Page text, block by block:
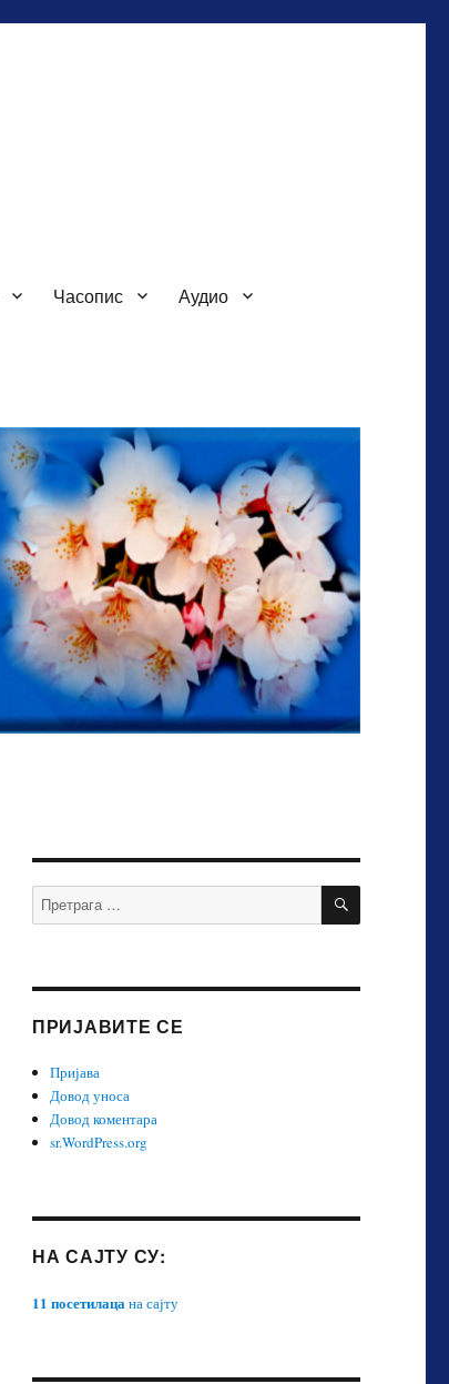
Часопис
Аудио
Претрага
за:
ПРЕТРАЖИ
ПРИЈАВИТЕ СЕ
Пријава
Довод уноса
Довод коментара
sr.WordPress.org
НА САЈТУ СУ:
11 посетилацана сајту